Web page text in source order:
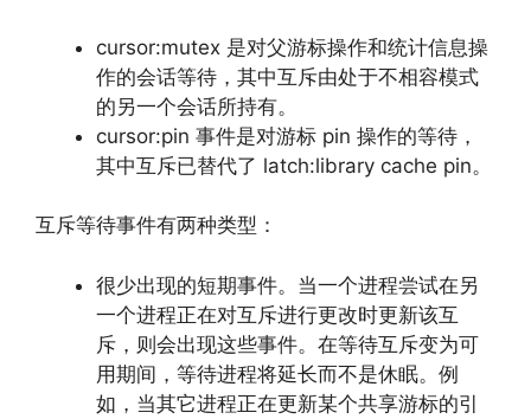
cursor:mutex 是对父游标操作和统计信息操
作的会话等待，其中互斥由处于不相容模式
的另一个会话所持有。
cursor:pin 事件是对游标 pin 操作的等待，
其中互斥已替代了 latch:library cache pin。
互斥等待事件有两种类型：
很少出现的短期事件。当一个进程尝试在另
一个进程正在对互斥进行更改时更新该互
斥，则会出现这些事件。在等待互斥变为可
用期间，等待进程将延长而不是休眠。例
如，当其它进程正在更新某个共享游标的引